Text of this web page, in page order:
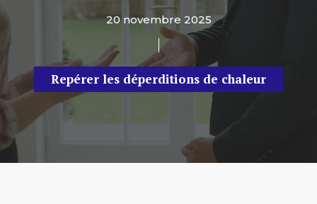
20 novembre 2025
Repérer les déperditions de chaleur